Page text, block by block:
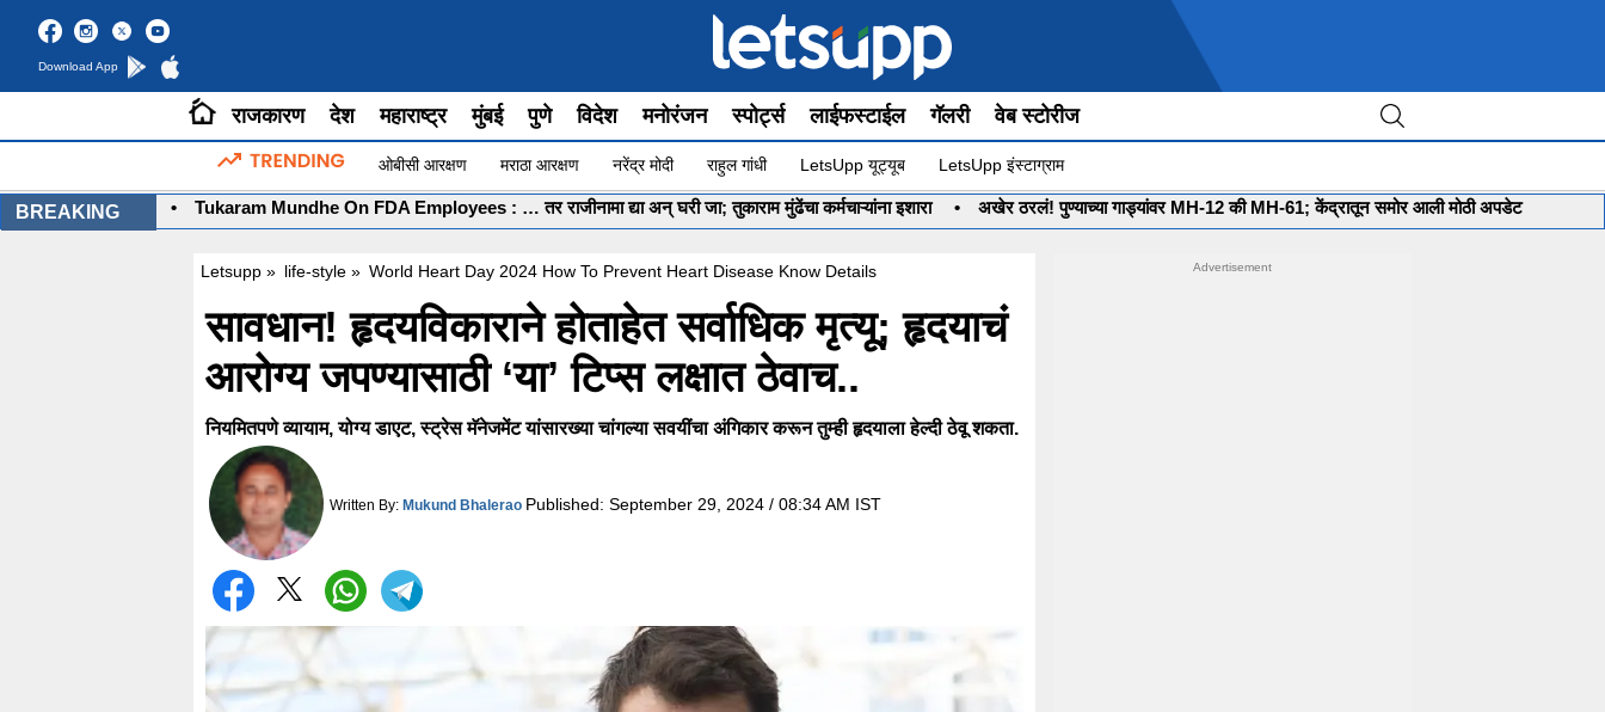
Download App
राजकारण देश महाराष्ट्र मुंबई पुणे विदेश मनोरंजन स्पोर्ट्स लाईफस्टाईल गॅलरी वेब स्टोरीज
ओबीसी आरक्षण मराठा आरक्षण नरेंद्र मोदी राहुल गांधी LetsUpp यूट्यूब LetsUpp इंस्टाग्राम
BREAKING
कसं? • Tukaram Mundhe On FDA Employees : … तर राजीनामा द्या अन् घरी जा; तुकाराम मुंढेंचा कर्मचाऱ्यांना इशारा • अखेर ठरलं! पुण्याच्या गाड्यांवर MH-12 की MH-61; केंद्रातून समोर आली मोठी अपडेट
Letsupp » life-style » World Heart Day 2024 How To Prevent Heart Disease Know Details
सावधान! हृदयविकाराने होताहेत सर्वाधिक मृत्यू; हृदयाचं
आरोग्य जपण्यासाठी ‘या’ टिप्स लक्षात ठेवाच..
नियमितपणे व्यायाम, योग्य डाएट, स्ट्रेस मॅनेजमेंट यांसारख्या चांगल्या सवयींचा अंगिकार करून तुम्ही हृदयाला हेल्दी ठेवू शकता.
Written By: Mukund Bhalerao Published: September 29, 2024 / 08:34 AM IST